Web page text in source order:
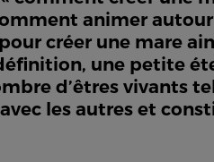
animer
créer une mare
une petite
d’êtres vivants
les autres et